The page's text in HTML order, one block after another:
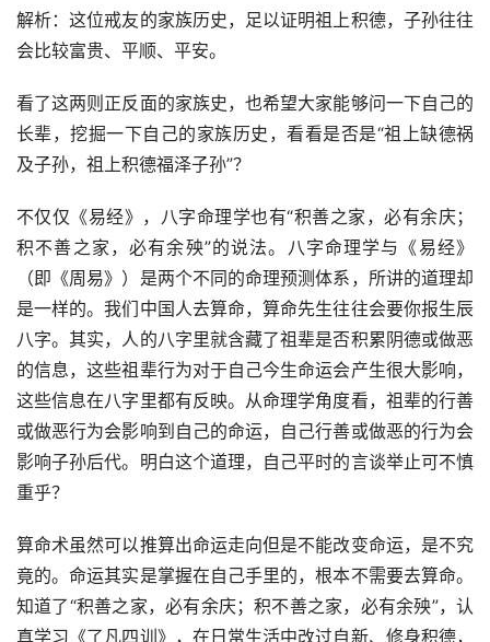
解析：这位戒友的家族历史，足以证明祖上积德，子孙往往
会比较富贵、平顺、平安。
看了这两则正反面的家族史，也希望大家能够问一下自己的
长辈，挖掘一下自己的家族历史，看看是否是“祖上缺德祸
及子孙，祖上积德福泽子孙”？
不仅仅《易经》，八字命理学也有“积善之家，必有余庆；
积不善之家，必有余殃”的说法。八字命理学与《易经》
（即《周易》）是两个不同的命理预测体系，所讲的道理却
是一样的。我们中国人去算命，算命先生往往会要你报生辰
八字。其实，人的八字里就含藏了祖辈是否积累阴德或做恶
的信息，这些祖辈行为对于自己今生命运会产生很大影响，
这些信息在八字里都有反映。从命理学角度看，祖辈的行善
或做恶行为会影响到自己的命运，自己行善或做恶的行为会
影响子孙后代。明白这个道理，自己平时的言谈举止可不慎
重乎？
算命术虽然可以推算出命运走向但是不能改变命运，是不究
竟的。命运其实是掌握在自己手里的，根本不需要去算命。
知道了“积善之家，必有余庆；积不善之家，必有余殃”，认
真学习《了凡四训》，在日常生活中改过自新、修身积德，